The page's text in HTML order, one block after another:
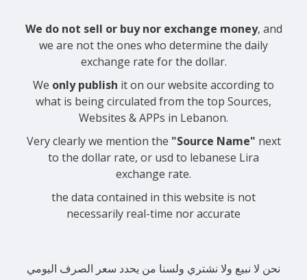
We do not sell or buy nor exchange money, and
we are not the ones who determine the daily
exchange rate for the dollar.
We only publish it on our website according to
what is being circulated from the top Sources,
Websites & APPs in Lebanon.
Very clearly we mention the "Source Name" next
to the dollar rate, or usd to lebanese Lira
exchange rate.
the data contained in this website is not
necessarily real-time nor accurate
نحن لا نبيع ولا نشتري ولسنا من يحدد سعر الصرف اليومي